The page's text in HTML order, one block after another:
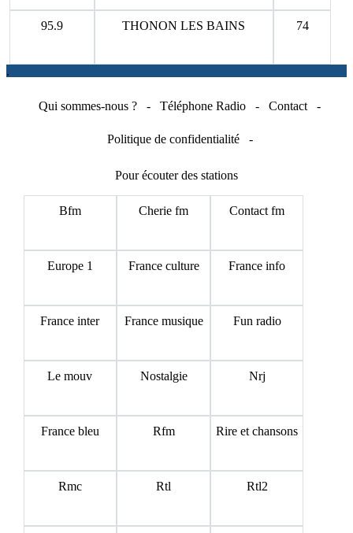
95.9 THONON LES BAINS 74
.
Qui sommes-nous ? - Téléphone Radio - Contact -
Politique de confidentialité -
Pour écouter des stations
Bfm Cherie fm Contact fm
Europe 1 France culture France info
France inter France musique Fun radio
Le mouv Nostalgie Nrj
France bleu Rfm Rire et chansons
Rmc Rtl Rtl2